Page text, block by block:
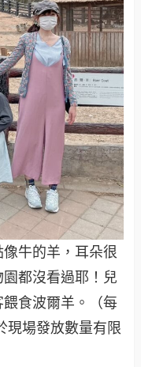
牛的羊，耳朵很
都沒看過耶！兒
食波爾羊。（每
現場發放數量有限